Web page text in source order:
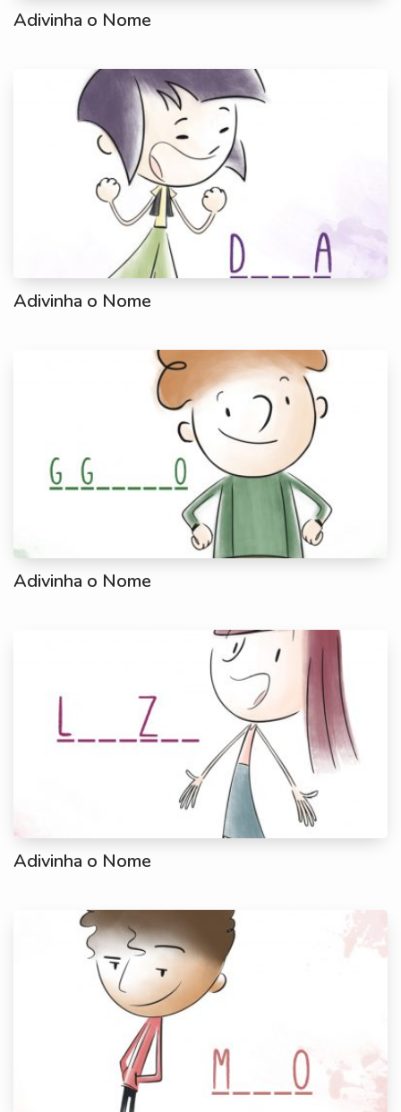
Adivinha o Nome
Adivinha o Nome
Adivinha o Nome
Adivinha o Nome